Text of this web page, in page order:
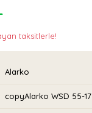
taksitlerle!
Alarko
copyAlarko WSD 55-17